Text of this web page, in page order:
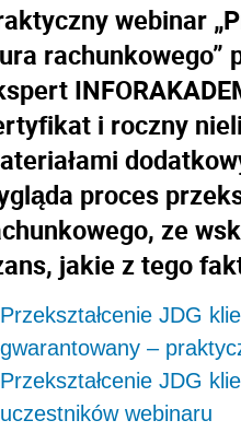
webinar
rachunkowego”
i roczny
proces
ze
jakie z tego
Przekształcenie JDG
gwarantowany –
Przekształcenie JDG
uczestników webinaru